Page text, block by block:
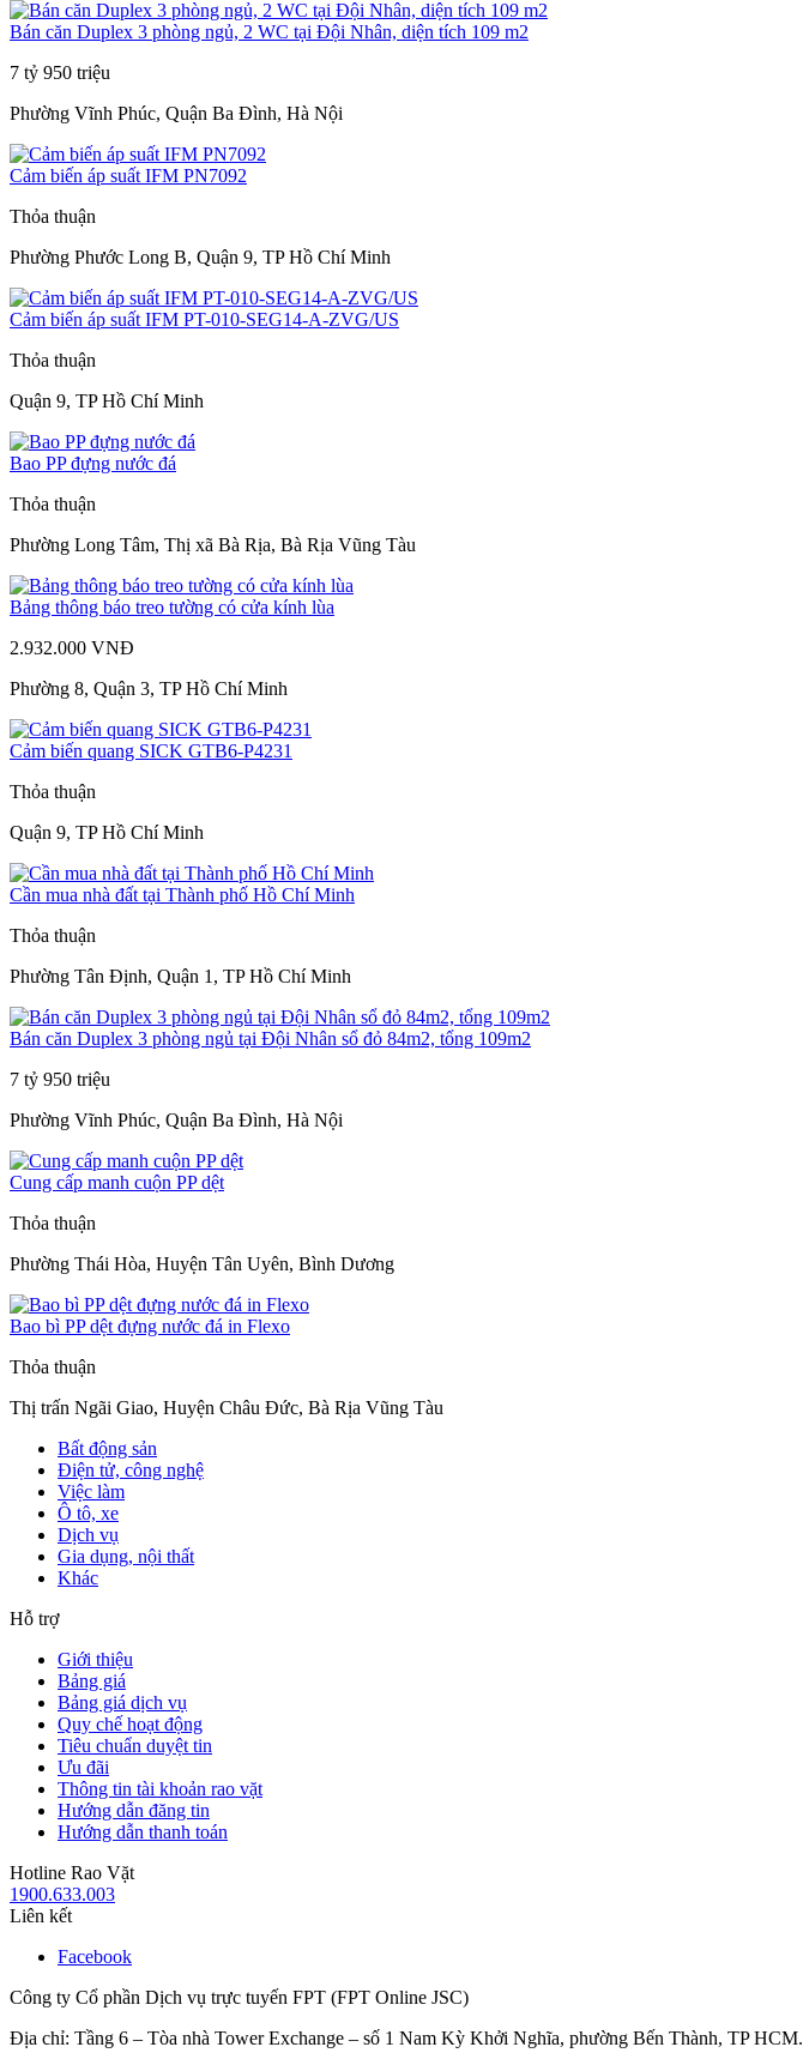
Bán căn Duplex 3 phòng ngủ, 2 WC tại Đội Nhân, diện tích 109 m2
7 tỷ 950 triệu
Phường Vĩnh Phúc, Quận Ba Đình, Hà Nội
Cảm biến áp suất IFM PN7092
Thỏa thuận
Phường Phước Long B, Quận 9, TP Hồ Chí Minh
Cảm biến áp suất IFM PT-010-SEG14-A-ZVG/US
Thỏa thuận
Quận 9, TP Hồ Chí Minh
Bao PP đựng nước đá
Thỏa thuận
Phường Long Tâm, Thị xã Bà Rịa, Bà Rịa Vũng Tàu
Bảng thông báo treo tường có cửa kính lùa
2.932.000 VNĐ
Phường 8, Quận 3, TP Hồ Chí Minh
Cảm biến quang SICK GTB6-P4231
Thỏa thuận
Quận 9, TP Hồ Chí Minh
Cần mua nhà đất tại Thành phố Hồ Chí Minh
Thỏa thuận
Phường Tân Định, Quận 1, TP Hồ Chí Minh
Bán căn Duplex 3 phòng ngủ tại Đội Nhân sổ đỏ 84m2, tổng 109m2
7 tỷ 950 triệu
Phường Vĩnh Phúc, Quận Ba Đình, Hà Nội
Cung cấp manh cuộn PP dệt
Thỏa thuận
Phường Thái Hòa, Huyện Tân Uyên, Bình Dương
Bao bì PP dệt đựng nước đá in Flexo
Thỏa thuận
Thị trấn Ngãi Giao, Huyện Châu Đức, Bà Rịa Vũng Tàu
Bất động sản
Điện tử, công nghệ
Việc làm
Ô tô, xe
Dịch vụ
Gia dụng, nội thất
Khác
Hỗ trợ
Giới thiệu
Bảng giá
Bảng giá dịch vụ
Quy chế hoạt động
Tiêu chuẩn duyệt tin
Ưu đãi
Thông tin tài khoản rao vặt
Hướng dẫn đăng tin
Hướng dẫn thanh toán
Hotline Rao Vặt
1900.633.003
Liên kết
Facebook
Công ty Cổ phần Dịch vụ trực tuyến FPT (FPT Online JSC)
Địa chỉ: Tầng 6 – Tòa nhà Tower Exchange – số 1 Nam Kỳ Khởi Nghĩa, phường Bến Thành, TP HCM.